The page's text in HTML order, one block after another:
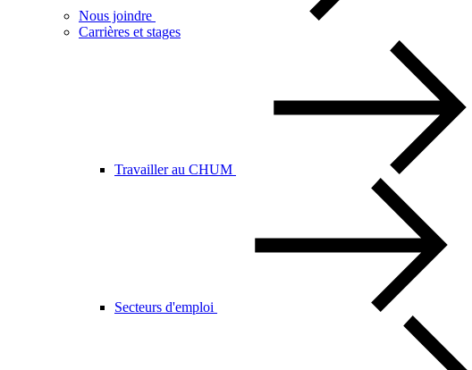
Nous joindre
Carrières et stages
Travailler au CHUM
Secteurs d'emploi